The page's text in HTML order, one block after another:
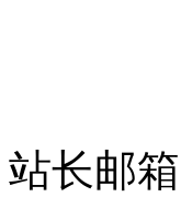
站长邮箱